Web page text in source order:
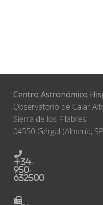
Centro Astronómico
Observatorio de Calar
Sierra de los Filabres
04550 Gérgal (Almería,
+34-
950-
632500